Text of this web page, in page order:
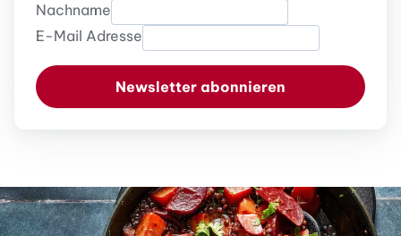
Nachname
E-Mail Adresse
Newsletter abonnieren